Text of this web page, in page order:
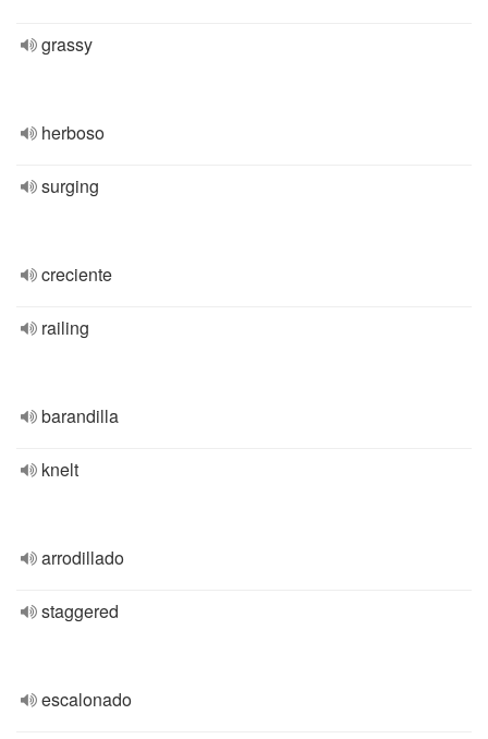
grassy
herboso
surging
creciente
railing
barandilla
knelt
arrodillado
staggered
escalonado